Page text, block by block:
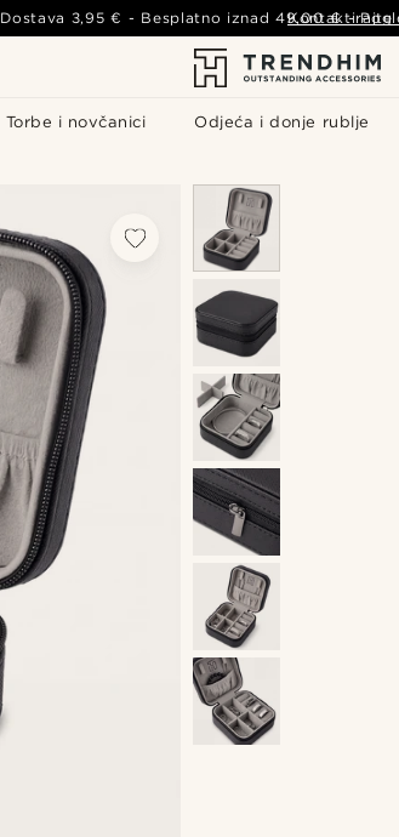
Torbe i novčanici Odjeća i donje rublje
Dostava 3,95 € - Besplatno iznad49,00 € -
Kontaktirajte